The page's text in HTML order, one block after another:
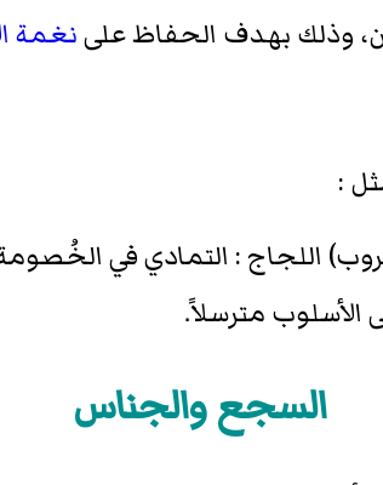
وذلك بهدف الحفاظ علىنغمة
:
اللجاج : التمادي في
مترسلاً.
السجع والجناس